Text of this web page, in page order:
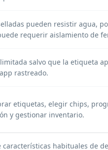
pueden resistir agua,
requerir aislamiento de
salvo que la etiqueta
rastreado.
etiquetas, elegir chips,
y gestionar inventario.
habituales de